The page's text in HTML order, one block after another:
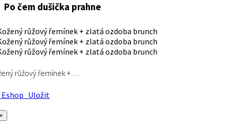
Po čem dušička prahne
růžový řemínek +…
Uložit